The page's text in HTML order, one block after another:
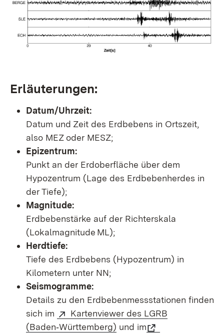
Erläuterungen:
Datum/Uhrzeit:
Datum und Zeit des Erdbebens in Ortszeit,
also MEZ oder MESZ;
Epizentrum:
Punkt an der Erdoberfläche über dem
Hypozentrum (Lage des Erdbebenherdes in
der Tiefe);
Magnitude:
Erdbebenstärke auf der Richterskala
(Lokalmagnitude ML);
Herdtiefe:
Tiefe des Erdbebens (Hypozentrum) in
Kilometern unter NN;
Seismogramme:
Details zu den Erdbebenmessstationen finden
sich im
Kartenviewer des LGRB
(Baden‑Württemberg) und im